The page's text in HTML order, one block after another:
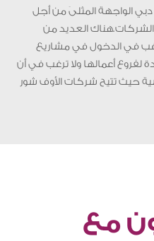
الواجهة المثلىَ من أجل
الشركات.هناك العديد من
في الدخول في مشاريع
أعمالها ولا ترغب في أن
حيث تتيح شركات الأوف شور
مع